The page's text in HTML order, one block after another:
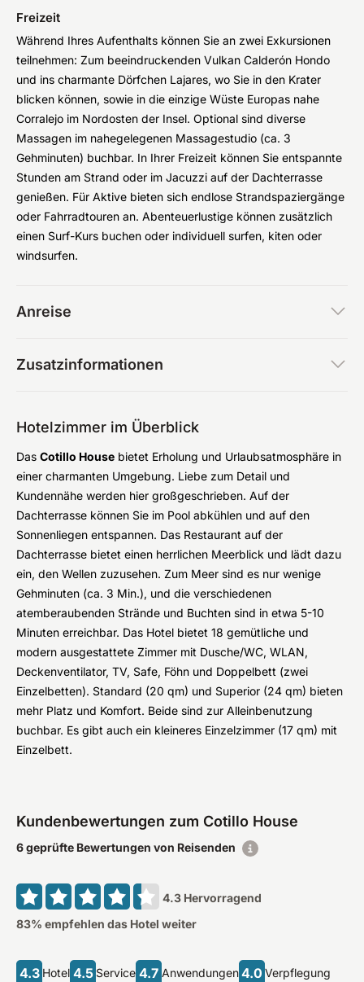
Freizeit
Während Ihres Aufenthalts können Sie an zwei Exkursionen
teilnehmen: Zum beeindruckenden Vulkan Calderón Hondo
und ins charmante Dörfchen Lajares, wo Sie in den Krater
blicken können, sowie in die einzige Wüste Europas nahe
Corralejo im Nordosten der Insel. Optional sind diverse
Massagen im nahegelegenen Massagestudio (ca. 3
Gehminuten) buchbar. In Ihrer Freizeit können Sie entspannte
Stunden am Strand oder im Jacuzzi auf der Dachterrasse
genießen. Für Aktive bieten sich endlose Strandspaziergänge
oder Fahrradtouren an. Abenteuerlustige können zusätzlich
einen Surf-Kurs buchen oder individuell surfen, kiten oder
windsurfen.
Anreise
Zusatzinformationen
Hotelzimmer im Überblick
Das Cotillo House bietet Erholung und Urlaubsatmosphäre in
einer charmanten Umgebung. Liebe zum Detail und
Kundennähe werden hier großgeschrieben. Auf der
Dachterrasse können Sie im Pool abkühlen und auf den
Sonnenliegen entspannen. Das Restaurant auf der
Dachterrasse bietet einen herrlichen Meerblick und lädt dazu
ein, den Wellen zuzusehen. Zum Meer sind es nur wenige
Gehminuten (ca. 3 Min.), und die verschiedenen
atemberaubenden Strände und Buchten sind in etwa 5-10
Minuten erreichbar. Das Hotel bietet 18 gemütliche und
modern ausgestattete Zimmer mit Dusche/WC, WLAN,
Deckenventilator, TV, Safe, Föhn und Doppelbett (zwei
Einzelbetten). Standard (20 qm) und Superior (24 qm) bieten
mehr Platz und Komfort. Beide sind zur Alleinbenutzung
buchbar. Es gibt auch ein kleineres Einzelzimmer (17 qm) mit
Einzelbett.
Kundenbewertungen zum Cotillo House
6 geprüfte Bewertungen von Reisenden
4.3 Hervorragend
83% empfehlen das Hotel weiter
4.3 Hotel 4.5 Service 4.7 Anwendungen4.0 Verpflegung